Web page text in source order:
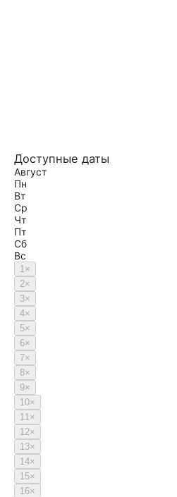
Доступные даты
Август
Пн
Вт
Ср
Чт
Пт
Сб
Вс
1×
2×
3×
4×
5×
6×
7×
8×
9×
10×
11×
12×
13×
14×
15×
16×